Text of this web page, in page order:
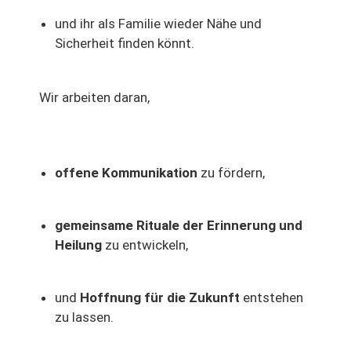
und ihr als Familie wieder Nähe und
Sicherheit finden könnt.
Wir arbeiten daran,
offene Kommunikation zu fördern,
gemeinsame Rituale der Erinnerung und
Heilung zu entwickeln,
und Hoffnung für die Zukunft entstehen
zu lassen.